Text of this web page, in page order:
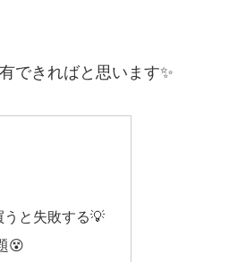
できればと思います✨
と失敗する💡
😵